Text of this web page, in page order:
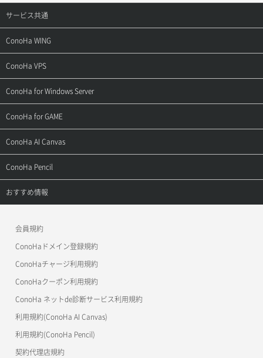
サービス共通
サポートトップ
ご契約・お支払い
用語集
お問い合わせ
ConoHa WING
サポートトップ
ご利用ガイド
お乗り換えガイド
よくある質問
ConoHa VPS
サポートトップ
ご利用ガイド
APIドキュメントVPS2.0
APIドキュメントVPS3.0
ConoHa for Windows Server
サポートトップ
ご利用ガイド
APIドキュメントVPS2.0
APIドキュメントVPS3.0
ConoHa for GAME
サポートトップ
ご利用ガイド
ConoHa AI Canvas
サポートトップ
ご利用ガイド
ConoHa Pencil
サポートトップ
おすすめ情報
美雲このは徹底ガイド
会員規約
ConoHaドメイン登録規約
ConoHaチャージ利用規約
ConoHaクーポン利用規約
ConoHa ネットde診断サービス利用規約
利用規約(ConoHa AI Canvas)
利用規約(ConoHa Pencil)
契約代理店規約